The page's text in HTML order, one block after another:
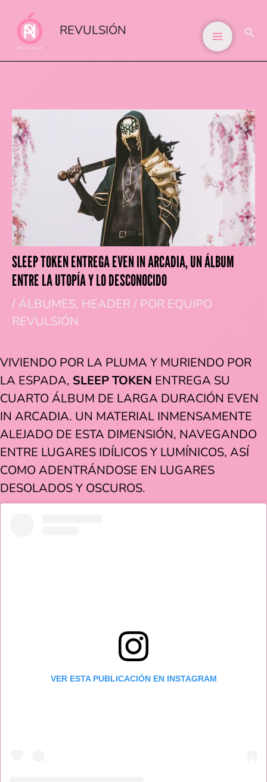
CONTENIDO
REVULSIÓN
SLEEP TOKEN ENTREGA EVEN IN ARCADIA, UN ÁLBUM
ENTRE LA UTOPÍA Y LO DESCONOCIDO
/ ÁLBUMES, HEADER / POR EQUIPO
REVULSIÓN
VIVIENDO POR LA PLUMA Y MURIENDO POR
LA ESPADA, SLEEP TOKEN ENTREGA SU
CUARTO ÁLBUM DE LARGA DURACIÓN EVEN
IN ARCADIA. UN MATERIAL INMENSAMENTE
ALEJADO DE ESTA DIMENSIÓN, NAVEGANDO
ENTRE LUGARES IDÍLICOS Y LUMÍNICOS, ASÍ
COMO ADENTRÁNDOSE EN LUGARES
DESOLADOS Y OSCUROS.
VER ESTA PUBLICACIÓN EN INSTAGRAM